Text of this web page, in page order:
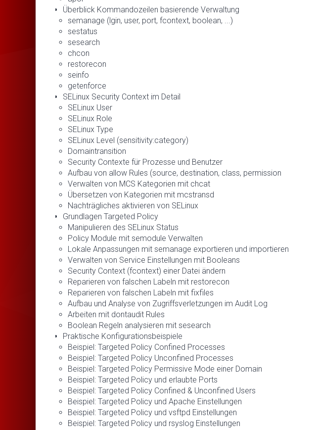
Überblick Kommandozeilen basierende Verwaltung
semanage (lgin, user, port, fcontext, boolean, ...)
sestatus
sesearch
chcon
restorecon
seinfo
getenforce
SELinux Security Context im Detail
SELinux User
SELinux Role
SELinux Type
SELinux Level (sensitivity:category)
Domaintransition
Security Contexte für Prozesse und Benutzer
Aufbau von allow Rules (source, destination, class, permission
Verwalten von MCS Kategorien mit chcat
Übersetzen von Kategorien mit mcstransd
Nachträgliches aktivieren von SELinux
Grundlagen Targeted Policy
Manipulieren des SELinux Status
Policy Module mit semodule Verwalten
Lokale Anpassungen mit semanage exportieren und importieren
Verwalten von Service Einstellungen mit Booleans
Security Context (fcontext) einer Datei ändern
Reparieren von falschen Labeln mit restorecon
Reparieren von falschen Labeln mit fixfiles
Aufbau und Analyse von Zugriffsverletzungen im Audit Log
Arbeiten mit dontaudit Rules
Boolean Regeln analysieren mit sesearch
Praktische Konfigurationsbeispiele
Beispiel: Targeted Policy Confined Processes
Beispiel: Targeted Policy Unconfined Processes
Beispiel: Targeted Policy Permissive Mode einer Domain
Beispiel: Targeted Policy und erlaubte Ports
Beispiel: Targeted Policy Confined & Unconfined Users
Beispiel: Targeted Policy und Apache Einstellungen
Beispiel: Targeted Policy und vsftpd Einstellungen
Beispiel: Targeted Policy und rsyslog Einstellungen